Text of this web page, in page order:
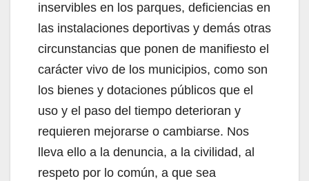
inservibles en los parques, deficiencias en
las instalaciones deportivas y demás otras
circunstancias que ponen de manifiesto el
carácter vivo de los municipios, como son
los bienes y dotaciones públicos que el
uso y el paso del tiempo deterioran y
requieren mejorarse o cambiarse. Nos
lleva ello a la denuncia, a la civilidad, al
respeto por lo común, a que sea